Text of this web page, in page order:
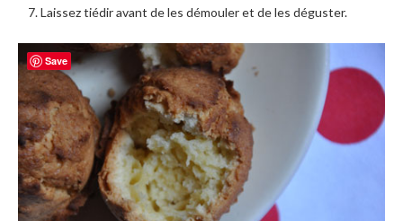
Laissez tiédir avant de les démouler et de les déguster.
Save